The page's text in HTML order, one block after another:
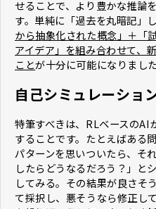
せることで、より豊かな推論
す。単純に「過去を丸暗記」
から抽象化された概念」＋「
アイデア」を組み合わせて、
ことが十分に可能になりました
自己シミュレーショ
特筆すべきは、RLベースのAI
することです。たとえばある
パターンを思いついたら、そ
したらどうなるだろう？」と
してみる。その結果が良さそ
て採択し、悪そうなら修正し